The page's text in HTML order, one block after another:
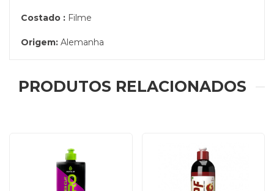
Costado : Filme
Origem: Alemanha
PRODUTOS RELACIONADOS